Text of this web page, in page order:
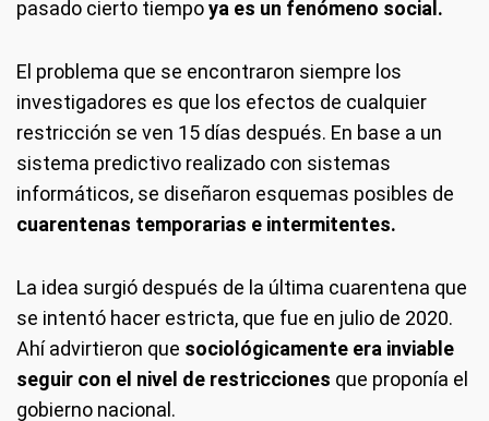
pasado cierto tiempoya es un fenómeno social.
El problema que se encontraron siempre los
investigadores es que los efectos de cualquier
restricción se ven 15 días después. En base a un
sistema predictivo realizado con sistemas
informáticos, se diseñaron esquemas posibles de
cuarentenas temporarias e intermitentes.
La idea surgió después de la última cuarentena que
se intentó hacer estricta, que fue en julio de 2020.
Ahí advirtieron que sociológicamente era inviable
seguir con el nivel de restricciones que proponía el
gobierno nacional.